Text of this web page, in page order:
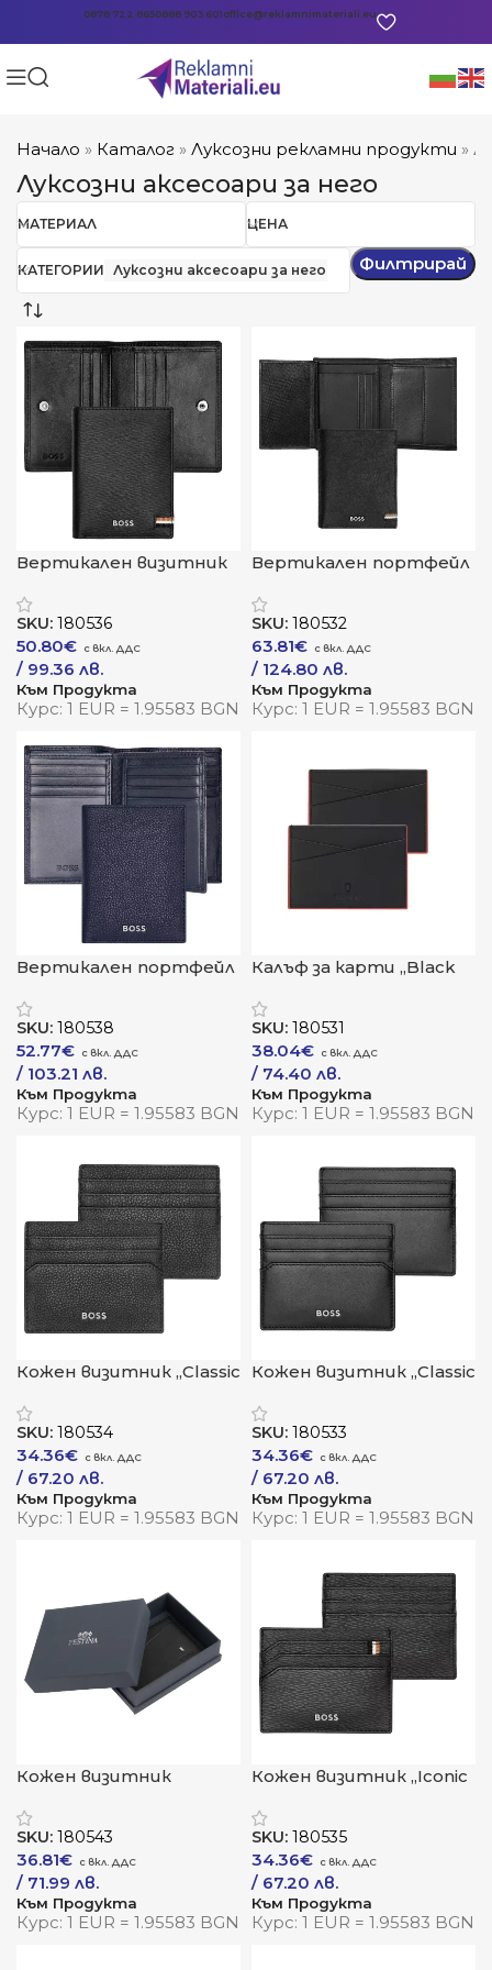
0878 722 8650888 903 601office@reklamnimateriali.eu
Начало » Каталог » Луксозни рекламни продукти »
Луксозни аксесоари за него
МАТЕРИАЛ ЦЕНА
КАТЕГОРИИ Луксозни аксесоари за него Филтрирай
Вертикален визитник
SKU: 180536
50.80€
/ 99.36 лв.
Към Продукта
Курс: 1 EUR = 1.95583 BGN
Вертикален портфейл
SKU: 180532
63.81€
/ 124.80 лв.
Към Продукта
Курс: 1 EUR = 1.95583 BGN
Вертикален портфейл
Grained Navy“
SKU: 180538
52.77€
/ 103.21 лв.
Към Продукта
Курс: 1 EUR = 1.95583 BGN
Калъф за карти „Black
SKU: 180531
38.04€
/ 74.40 лв.
Към Продукта
Курс: 1 EUR = 1.95583 BGN
Кожен визитник „Classic
SKU: 180534
34.36€
/ 67.20 лв.
Към Продукта
Курс: 1 EUR = 1.95583 BGN
Кожен визитник „Classic
SKU: 180533
34.36€
/ 67.20 лв.
Към Продукта
Курс: 1 EUR = 1.95583 BGN
Кожен визитник
SKU: 180543
36.81€
/ 71.99 лв.
Към Продукта
Курс: 1 EUR = 1.95583 BGN
Кожен визитник „Iconic
SKU: 180535
34.36€
/ 67.20 лв.
Към Продукта
Курс: 1 EUR = 1.95583 BGN